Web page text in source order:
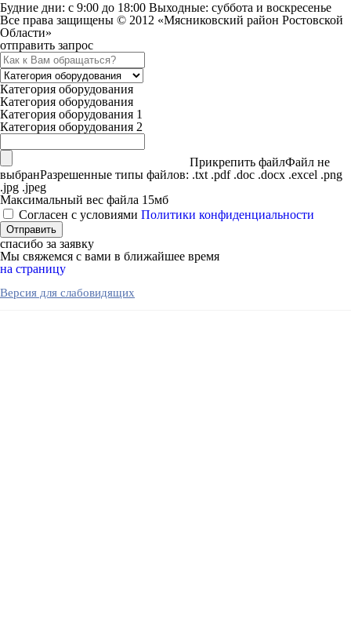
Будние дни: c 9:00 до 18:00 Выходные: суббота и воскресенье
Все права защищены © 2012 «Мясниковский район Ростовской
Области»
отправить запрос
Категория оборудования
Категория оборудования
Категория оборудования 1
Категория оборудования 2
Прикрепить файлФайл не
выбранРазрешенные типы файлов: .txt .pdf .doc .docx .excel .png
.jpg .jpeg
Максимальный вес файла 15мб
Согласен с условиями Политики конфиденциальности
спасибо за заявку
Мы свяжемся с вами в ближайшее время
на страницу
Версия для слабовидящих